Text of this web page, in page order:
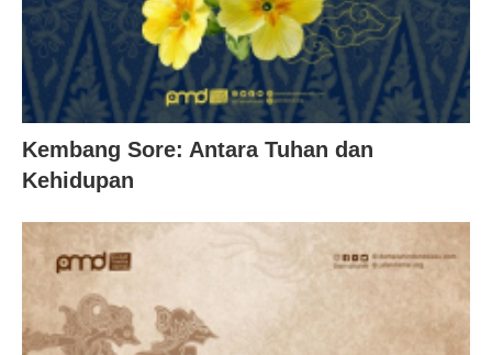
Kembang Sore: Antara Tuhan dan
Kehidupan